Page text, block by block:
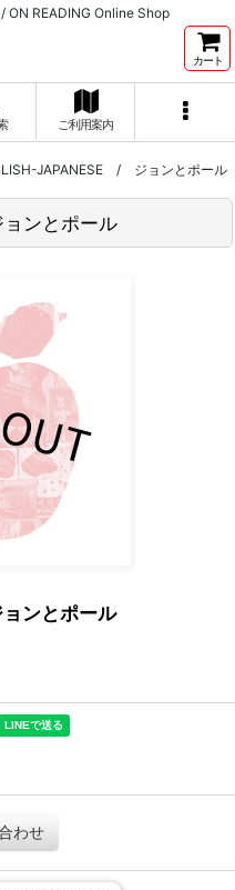
READING Online Shop
カート
ご利用案内
JAPANESE / ジョンとポール
ンとポール
ンとポール
わせ